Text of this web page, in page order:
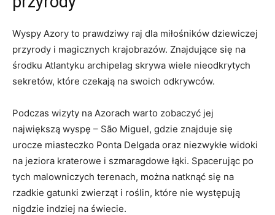
Wyspy Azory to prawdziwy raj dla miłośników dziewiczej
przyrody i magicznych krajobrazów. Znajdujące się na
środku Atlantyku archipelag skrywa wiele nieodkrytych
sekretów, które czekają na swoich odkrywców.
Podczas wizyty na Azorach warto zobaczyć jej
największą wyspę – São Miguel, gdzie znajduje się
urocze miasteczko Ponta Delgada oraz niezwykłe widoki
na jeziora kraterowe i szmaragdowe łąki. Spacerując po
tych malowniczych terenach, można natknąć się na
rzadkie gatunki zwierząt i roślin, które nie występują
nigdzie indziej na świecie.